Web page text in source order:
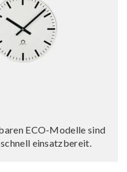
ECO-Modelle sind
einsatzbereit.